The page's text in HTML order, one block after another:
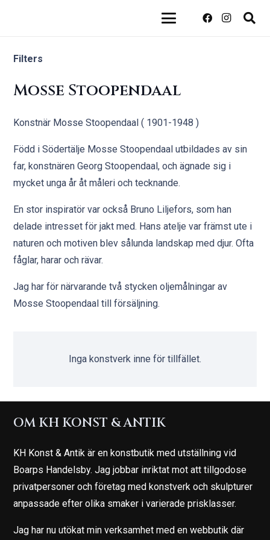
Filters
Mosse Stoopendaal
Konstnär Mosse Stoopendaal ( 1901-1948 )
Född i Södertälje Mosse Stoopendaal utbildades av sin
far, konstnären Georg Stoopendaal, och ägnade sig i
mycket unga år åt måleri och tecknande.
En stor inspiratör var också Bruno Liljefors, som han
delade intresset för jakt med. Hans atelje var främst ute i
naturen och motiven blev sålunda landskap med djur. Ofta
fåglar, harar och rävar.
Jag har för närvarande två stycken oljemålningar av
Mosse Stoopendaal till försäljning.
Inga konstverk inne för tillfället.
OM KH KONST & ANTIK
KH Konst & Antik är en konstbutik med utställning vid
Boarps Handelsby. Jag jobbar inriktat mot att tillgodose
privatpersoner och företag med konstverk och skulpturer
anpassade efter olika smaker i varierade prisklasser.
Jag har nu utökat min verksamhet med en webbutik där